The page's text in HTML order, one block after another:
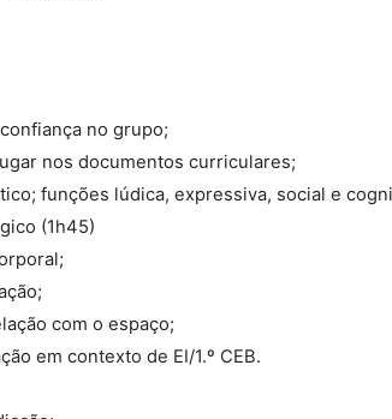
no grupo;
nos documentos curriculares;
funções lúdica, expressiva, social e
(1h45)
com o espaço;
em contexto de EI/1.º CEB.